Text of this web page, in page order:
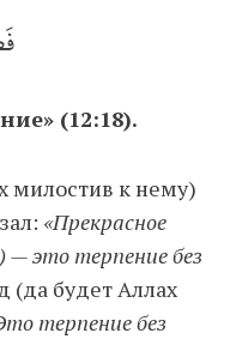
(12:18).
милостив к нему)
«Прекрасное
это терпение без
(да будет Аллах
терпение без